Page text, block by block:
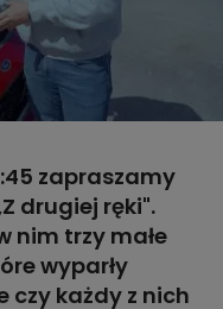
zapraszamy
drugiej ręki".
nim trzy małe
wyparły
czy każdy z nich